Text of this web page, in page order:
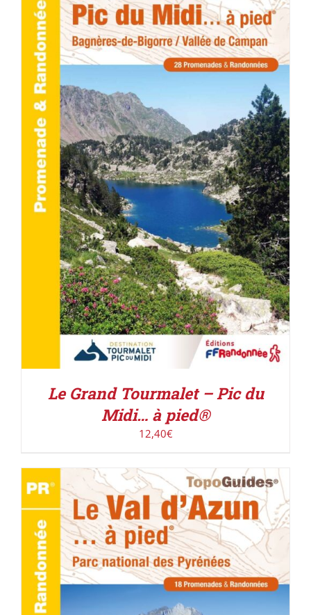
ACHETER LE PRODUIT / DÉTAILS
Le Grand Tourmalet – Pic du
Midi… à pied®
12,40€